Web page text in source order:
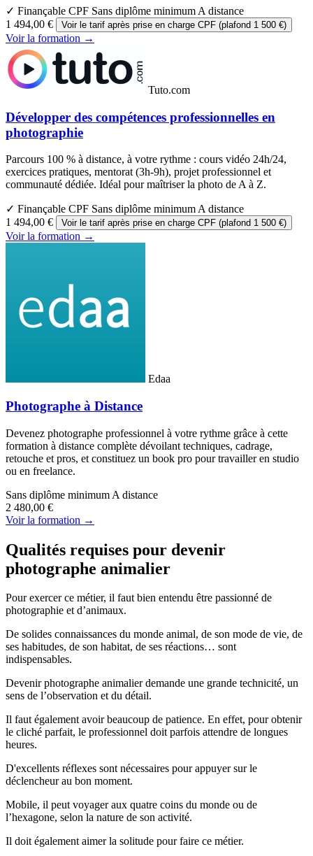
✓ Finançable CPF Sans diplôme minimum A distance
1 494,00 €
Voir le tarif après prise en charge CPF (plafond 1 500 €)
Voir la formation →
Tuto.com
Développer des compétences professionnelles en
photographie
Parcours 100 % à distance, à votre rythme : cours vidéo 24h/24,
exercices pratiques, mentorat (3h-9h), projet professionnel et
communauté dédiée. Idéal pour maîtriser la photo de A à Z.
✓ Finançable CPF Sans diplôme minimum A distance
1 494,00 €
Voir le tarif après prise en charge CPF (plafond 1 500 €)
Voir la formation →
Edaa
Photographe à Distance
Devenez photographe professionnel à votre rythme grâce à cette
formation à distance complète dévoilant techniques, cadrage,
retouche et pros, et constituez un book pro pour travailler en studio
ou en freelance.
Sans diplôme minimum A distance
2 480,00 €
Voir la formation →
Qualités requises pour devenir
photographe animalier
Pour exercer ce métier, il faut bien entendu être passionné de
photographie et d’animaux.
De solides connaissances du monde animal, de son mode de vie, de
ses habitudes, de son habitat, de ses réactions… sont
indispensables.
Devenir photographe animalier demande une grande technicité, un
sens de l’observation et du détail.
Il faut également avoir beaucoup de patience. En effet, pour obtenir
le cliché parfait, le professionnel doit parfois attendre de longues
heures.
D'excellents réflexes sont nécessaires pour appuyer sur le
déclencheur au bon moment.
Mobile, il peut voyager aux quatre coins du monde ou de
l’hexagone, selon la nature de son activité.
Il doit également aimer la solitude pour faire ce métier.